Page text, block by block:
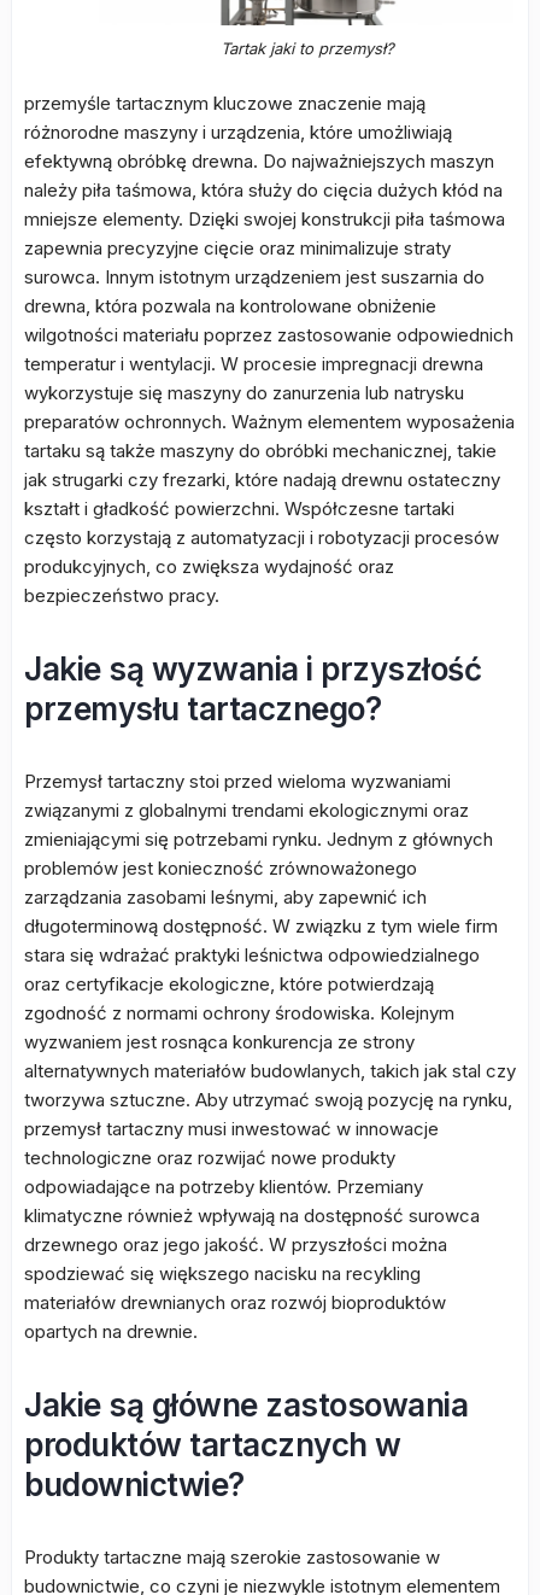
Tartak jaki to przemysł?
przemyśle tartacznym kluczowe znaczenie mają
różnorodne maszyny i urządzenia, które umożliwiają
efektywną obróbkę drewna. Do najważniejszych maszyn
należy piła taśmowa, która służy do cięcia dużych kłód na
mniejsze elementy. Dzięki swojej konstrukcji piła taśmowa
zapewnia precyzyjne cięcie oraz minimalizuje straty
surowca. Innym istotnym urządzeniem jest suszarnia do
drewna, która pozwala na kontrolowane obniżenie
wilgotności materiału poprzez zastosowanie odpowiednich
temperatur i wentylacji. W procesie impregnacji drewna
wykorzystuje się maszyny do zanurzenia lub natrysku
preparatów ochronnych. Ważnym elementem wyposażenia
tartaku są także maszyny do obróbki mechanicznej, takie
jak strugarki czy frezarki, które nadają drewnu ostateczny
kształt i gładkość powierzchni. Współczesne tartaki
często korzystają z automatyzacji i robotyzacji procesów
produkcyjnych, co zwiększa wydajność oraz
bezpieczeństwo pracy.
Jakie są wyzwania i przyszłość
przemysłu tartacznego?
Przemysł tartaczny stoi przed wieloma wyzwaniami
związanymi z globalnymi trendami ekologicznymi oraz
zmieniającymi się potrzebami rynku. Jednym z głównych
problemów jest konieczność zrównoważonego
zarządzania zasobami leśnymi, aby zapewnić ich
długoterminową dostępność. W związku z tym wiele firm
stara się wdrażać praktyki leśnictwa odpowiedzialnego
oraz certyfikacje ekologiczne, które potwierdzają
zgodność z normami ochrony środowiska. Kolejnym
wyzwaniem jest rosnąca konkurencja ze strony
alternatywnych materiałów budowlanych, takich jak stal czy
tworzywa sztuczne. Aby utrzymać swoją pozycję na rynku,
przemysł tartaczny musi inwestować w innowacje
technologiczne oraz rozwijać nowe produkty
odpowiadające na potrzeby klientów. Przemiany
klimatyczne również wpływają na dostępność surowca
drzewnego oraz jego jakość. W przyszłości można
spodziewać się większego nacisku na recykling
materiałów drewnianych oraz rozwój bioproduktów
opartych na drewnie.
Jakie są główne zastosowania
produktów tartacznych w
budownictwie?
Produkty tartaczne mają szerokie zastosowanie w
budownictwie, co czyni je niezwykle istotnym elementem